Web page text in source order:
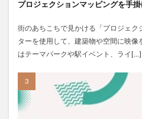
プロジェクションマッピングを手
街のあちこちで見かける「プロジェク
ターを使用して、建築物や空間に映
はテーマパークや駅イベント、ライ[…]